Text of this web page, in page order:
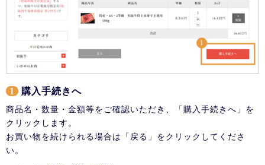
1 購入手続きへ
商品名・数量・金額等をご確認いただき、「購入手続きへ」を
クリックします。
お買い物を続けられる場合は「戻る」をクリックしてくださ
い。